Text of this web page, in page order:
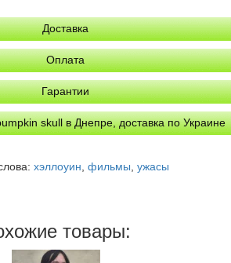
Доставка
Оплата
Гарантии
skull в Днепре, доставка по Украине
хэллоуин фильмы ужасы
товары: